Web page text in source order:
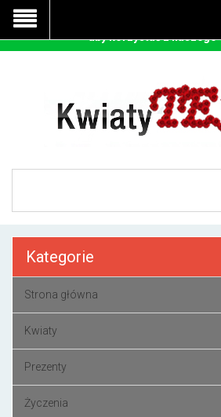
Kategorie
Strona główna
Kwiaty
Prezenty
Życzenia
Nasza strona korzysta z cookies -
prawidłowego działania. Zaakceptuj
aby korzystać z naszego